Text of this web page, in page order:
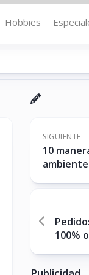
Hobbies
la
No-
SIGUIENTE
10
100%